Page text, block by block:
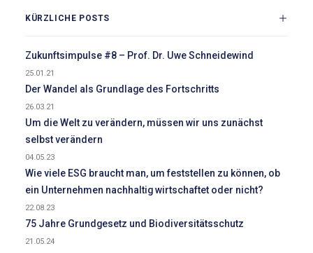
KÜRZLICHE POSTS
Zukunftsimpulse #8 – Prof. Dr. Uwe Schneidewind
25.01.21
Der Wandel als Grundlage des Fortschritts
26.03.21
Um die Welt zu verändern, müssen wir uns zunächst
selbst verändern
04.05.23
Wie viele ESG braucht man, um feststellen zu können, ob
ein Unternehmen nachhaltig wirtschaftet oder nicht?
22.08.23
75 Jahre Grundgesetz und Biodiversitätsschutz
21.05.24